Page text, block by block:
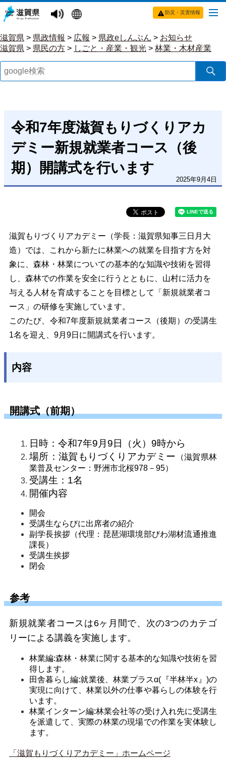
防災・災害情報
滋賀県 > 県政情報 > 広報 > 県政eしんぶん > お知らせ
滋賀県 > 県民の方 > しごと・産業・観光 > 林業・木材産業
令和7年度滋賀もりづくりアカ
デミー新規就業者コース（後
期）開講式を行います
2025年9月4日
滋賀もりづくりアカデミー（学長：滋賀県知事三日月大
造）では、これから新たに林業への就業を目指す方を対
象に、森林・林業についての基本的な知識や技術を習得
し、森林での作業を安全に行うとともに、山村に活力を
与える人材を育成することを目標として「新規就業者コ
ース」の研修を実施しています。
このたび、令和7年度新規就業者コース（後期）の受講生
1名を迎え、9月9日に開講式を行います。
内容
開講式（前期）
日時：令和7年9月9日（火）9時から
場所：滋賀もりづくりアカデミー （滋賀県林
業普及センター：野洲市北桜978－95）
受講生：1名
開催内容
開会
受講生ならびに出席者の紹介
副学長挨拶（代理：琵琶湖環境部びわ湖材流通推進
課長）
受講生挨拶
閉会
参考
新規就業者コースは6ヶ月間で、次の3つのカテゴ
リーによる講義を実施します。
林業編:森林・林業に関する基本的な知識や技術を習
得します。
田舎暮らし編:就業後、林業プラスα(『半林半x』)の
実現に向けて、林業以外の仕事や暮らしの体験を行
います。
林業インターン編:林業会社等の受け入れ先に受講生
を派遣して、実際の林業の現場での作業を実体験し
ます。
「滋賀もりづくりアカデミー」ホームページ